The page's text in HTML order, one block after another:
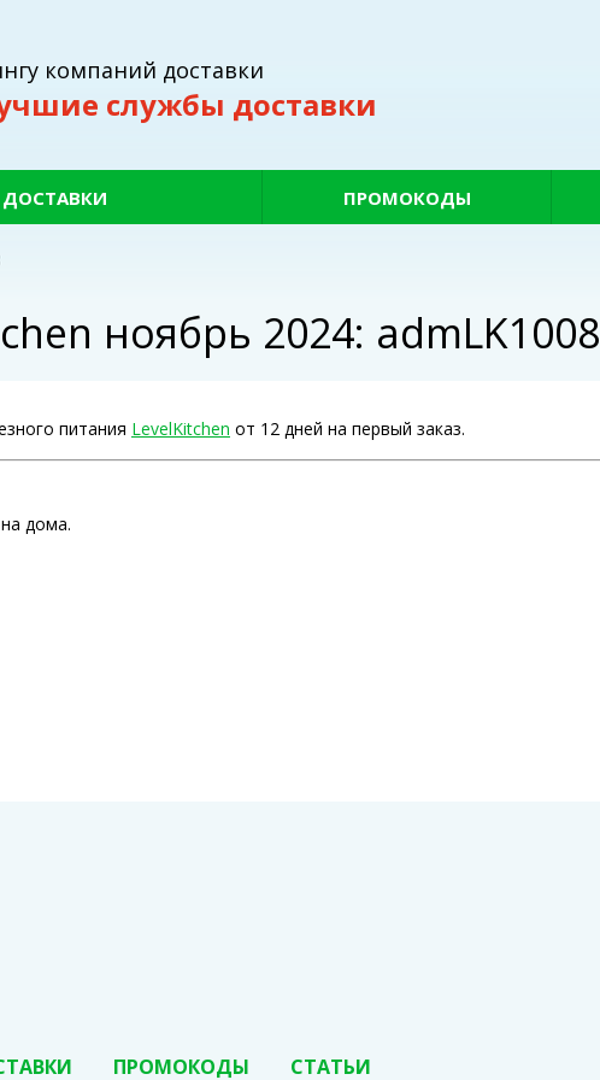
компаний доставки
службы доставки
ПРОМОКОДЫ
ноябрь 2024: admLK1008
питания LevelKitchen от 12 дней на первый заказ.
дома.
ПРОМОКОДЫ СТАТЬИ